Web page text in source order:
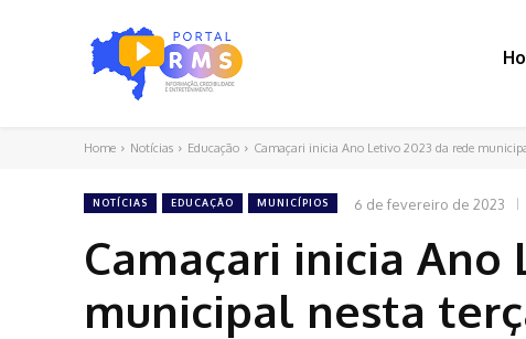
Home Notícias Educação Camaçari inicia Ano Letivo 2023 da rede
NOTÍCIAS EDUCAÇÃO MUNICÍPIOS 6 de fevereiro de 2023
Camaçari inicia Ano
municipal nesta